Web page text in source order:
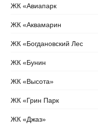
ЖК «Авиапарк
ЖК «Аквамарин
ЖК «Богдановский Лес
ЖК «Бунин
ЖК «Высота»
ЖК «Грин Парк
ЖК «Джаз»